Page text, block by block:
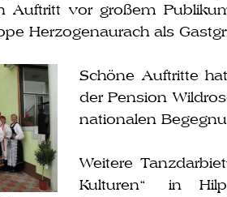
Auftritt vor gro­ßem
Herzogenaurach als
Schöne Auftritte
der Pension
na­tio­na­len
Weitere
Kulturen“ in